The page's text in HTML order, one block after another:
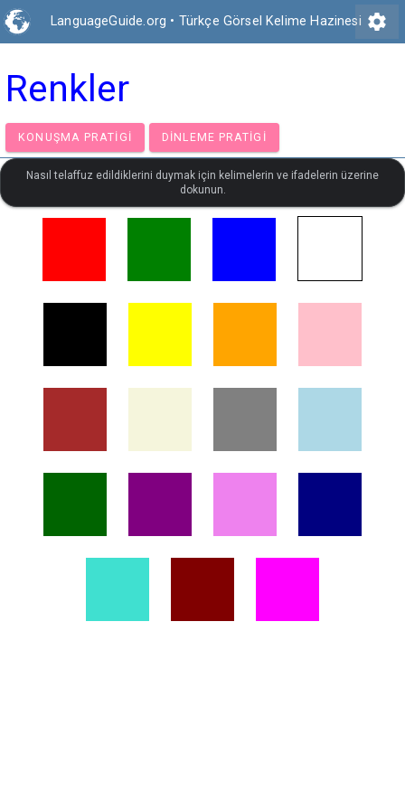
LanguageGuide.org • Türkçe Görsel Kelime Hazinesi settings
Renkler
KONUŞMA PRATIGI DINLEME PRATIGI
Nasıl telaffuz edildiklerini duymak için kelimelerin ve ifadelerin üzerine
dokunun.